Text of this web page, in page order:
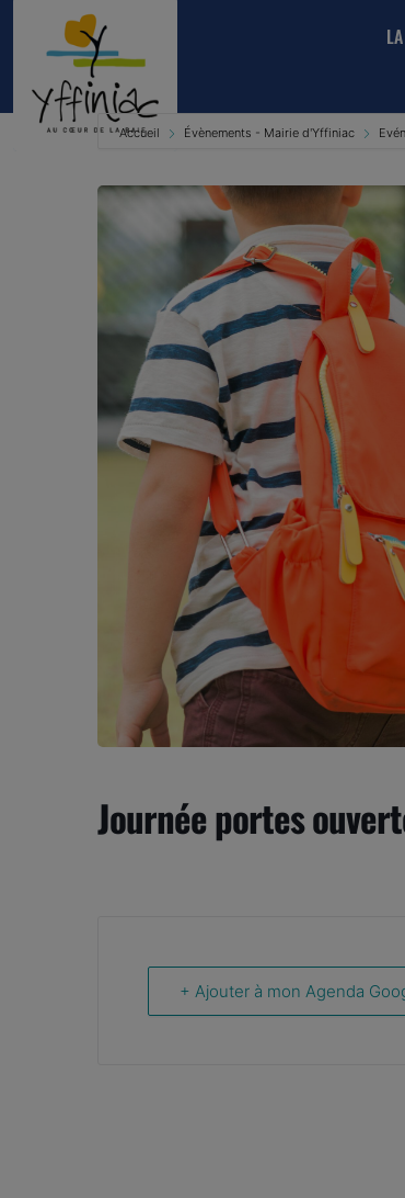
Accueil Évènements - Mairie d'Yffiniac
Journée portes
+ Ajouter à mon Agenda